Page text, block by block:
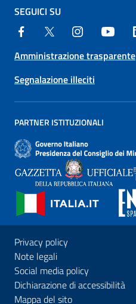
SEGUICI SU
Amministrazione trasparente
Segnalazione illeciti
PARTNER ISTITUZIONALI
Privacy policy
Note legali
Social media policy
Dichiarazione di accessibilità
Mappa del sito